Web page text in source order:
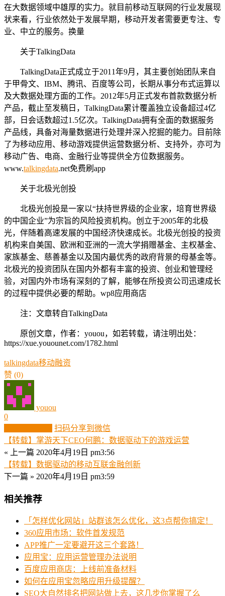
在大数据领域中雄厚的实力。就目前移动互联网的行业发展现
状来看，行业依然处于发展早期，移动开发者需要更专注、专
业、中立的服务。换量
关于TalkingData
TalkingData正式成立于2011年9月，其主要创始团队来自
于甲骨文、IBM、腾讯、百度等公司，长期从事分布式运算以
及大数据处理方面的工作。2012年5月正式发布首款数据分析
产品，截止至发稿日，TalkingData累计覆盖独立设备超过4亿
部，日会话数超过1.5亿次。TalkingData拥有全面的数据服务
产品线，具备对海量数据进行处理并深入挖掘的能力。目前除
了为移动应用、移动游戏提供运营数据分析、支持外，亦可为
移动广告、电商、金融行业等提供全方位数据服务。
www.talkingdata.net免费刷app
关于北极光创投
北极光创投是一家以“扶持世界级的企业家，培育世界级
的中国企业”为宗旨的风险投资机构。创立于2005年的北极
光，伴随着高速发展的中国经济快速成长。北极光创投的投资
机构来自美国、欧洲和亚洲的一流大学捐赠基金、主权基金、
家族基金、慈善基金以及国内最优秀的政府背景的母基金等。
北极光的投资团队在国内外都有丰富的投资、创业和管理经
验，对国内外市场有深刻的了解，能够在所投资公司迅速成长
的过程中提供必要的帮助。wp8应用商店
注：文章转自TalkingData
原创文章，作者：youou，如若转载，请注明出处：
https://xue.youounet.com/1782.html
talkingdata移动融资
赞 (0)
youou
0
扫码分享到微信
【转载】掌游天下CEO何鹏：数据驱动下的游戏运营
« 上一篇 2020年4月19日 pm3:56
【转载】数据驱动的移动互联金融创新
下一篇 » 2020年4月19日 pm3:59
相关推荐
「怎样优化网站」站群该怎么优化，这3点帮你搞定！
360应用市场：软件首发规范
APP推广一定要避开这三个套路！
应用宝：应用运营管理办法说明
百度应用商店：上线前准备材料
如何在应用宝忽略应用升级提醒？
SEO大自然排名把网站做上去，这几步你掌握了么